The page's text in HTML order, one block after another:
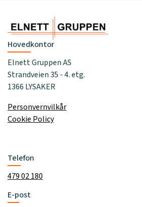
Hovedkontor
Elnett Gruppen AS
Strandveien 35 - 4. etg.
1366 LYSAKER
Personvernvilkår
Cookie Policy
Telefon
479 02 180
E-post